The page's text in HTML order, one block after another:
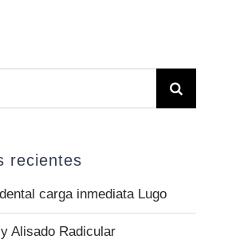
recientes
carga inmediata Lugo
Alisado Radicular